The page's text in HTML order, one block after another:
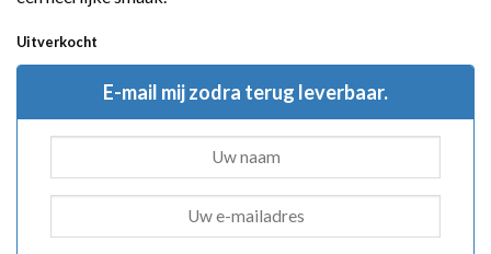
Uitverkocht
E-mail mij zodra terug leverbaar.